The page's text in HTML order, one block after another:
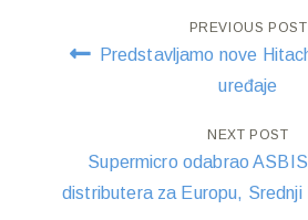
Post
PREVIOUS POST
Predstavljamo nove
uređaje
NEXT POST
Supermicro odabrao
distributera za Europu, Srednji